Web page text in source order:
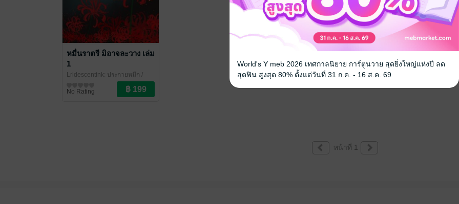
หมื่นราตรี มิอาจละวาง เล่ม
1
Lridescentink: ประกายหมึก /
No Rating
หน้าที่ 1
World's Y meb 2026 เทศกาลนิยาย การ์ตูนวาย สุดยิ่งใหญ่แห่งปี ลด
สุดฟิน สูงสุด 80% ตั้งแต่วันที่ 31 ก.ค. - 16 ส.ค. 69